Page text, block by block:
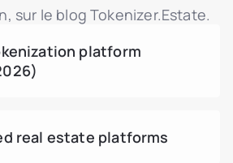
basé sur les rôles (RBAC)
pour l’accès administrateur
d’activité en temps réel
tokens)
sécurisé avec centre d’aide
admin pour les tickets avec
sur le blog Tokenizer.Estate.
platform
real estate platforms